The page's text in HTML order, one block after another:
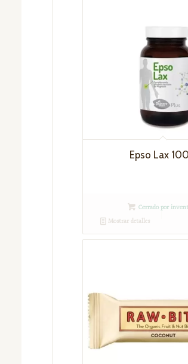
Epso Lax
Cerrado por
Mostrar detalles